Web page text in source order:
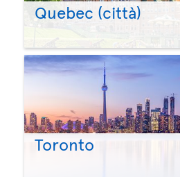
Quebec (città)
Toronto